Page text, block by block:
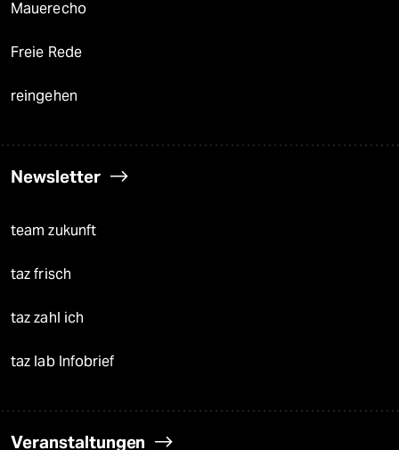
Mauerecho
Freie Rede
reingehen
Newsletter
team zukunft
taz frisch
taz zahl ich
taz lab Infobrief
Veranstaltungen